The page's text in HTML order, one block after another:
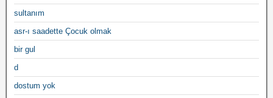
sultanım
asr-ı saadette Çocuk olmak
bir gul
d
dostum yok